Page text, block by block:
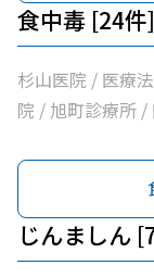
食中毒 [24件]
杉山医院 / 医療
院 / 旭町診療所 /
科・老年内科 /
団慈誠会慈誠会
協会練馬光が丘
ニック東館分院
じんましん